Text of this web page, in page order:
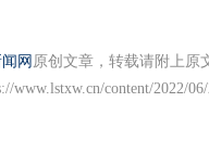
网 原创文章，转载请附上原
www.lstxw.cn/content/2022/